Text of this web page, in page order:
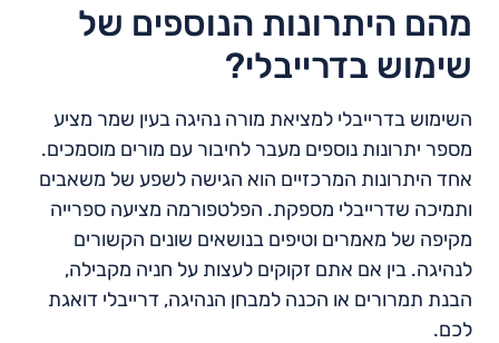
מהם היתרונות הנוספים של
שימוש בדרייבלי?
השימוש בדרייבלי למציאת מורה נהיגה בעין שמר מציע
מספר יתרונות נוספים מעבר לחיבור עם מורים מוסמכים.
אחד היתרונות המרכזיים הוא הגישה לשפע של משאבים
ותמיכה שדרייבלי מספקת. הפלטפורמה מציעה ספרייה
מקיפה של מאמרים וטיפים בנושאים שונים הקשורים
לנהיגה. בין אם אתם זקוקים לעצות על חניה מקבילה,
הבנת תמרורים או הכנה למבחן הנהיגה, דרייבלי דואגת
לכם.